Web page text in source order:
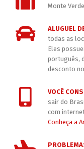
Monte
ALUGUEL
todas as
Eles
português,
desconto
VOCÊ
sair do
com
Conheça a